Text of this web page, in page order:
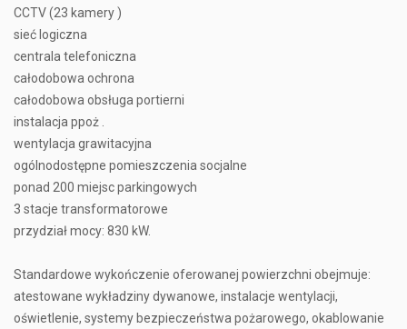
CCTV (23 kamery )
sieć logiczna
centrala telefoniczna
całodobowa ochrona
całodobowa obsługa portierni
instalacja ppoż .
wentylacja grawitacyjna
ogólnodostępne pomieszczenia socjalne
ponad 200 miejsc parkingowych
3 stacje transformatorowe
przydział mocy: 830 kW.
Standardowe wykończenie oferowanej powierzchni obejmuje:
atestowane wykładziny dywanowe, instalacje wentylacji,
oświetlenie, systemy bezpieczeństwa pożarowego, okablowanie